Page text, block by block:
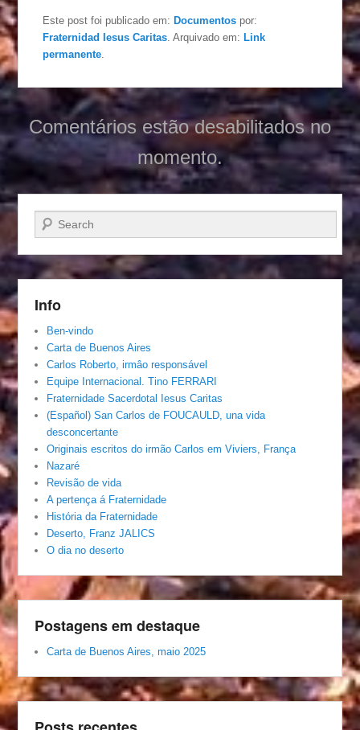
Este post foi publicado em: Documentos por:
Fraternidad Iesus Caritas. Arquivado em: Link
permanente.
Comentários estão desabilitados no
momento.
Pesquisar…
Info
Ben-vindo
Carta de Buenos Aires
Carlos Roberto, irmâo responsável
Equipe Internacional. Tino FERRARI
Fraternidade Sacerdotal Iesus Caritas
(Español) San Carlos de FOUCAULD, una vida
desconcertante
Originais escritos do irmão Carlos em Viviers, França
Nazaré
Revisão de vida
A pertença á Fraternidade
História da Fraternidade
Deserto, Franz JALICS
O dia no deserto
Postagens em destaque
Carta de Buenos Aires, maio 2025